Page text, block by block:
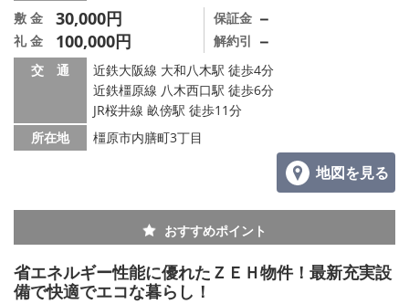
店舗情報·アクセス
会社概要
メールでお問い合わせ
敷 金 30,000円
礼 金 100,000円
保証金 －
解約引 －
交 通
近鉄大阪線 大和八木駅 徒歩4分
近鉄橿原線 八木西口駅 徒歩6分
JR桜井線 畝傍駅 徒歩11分
所在地
橿原市内膳町3丁目
地図を見る
おすすめポイント
省エネルギー性能に優れたＺＥＨ物件！最新充実設
備で快適でエコな暮らし！